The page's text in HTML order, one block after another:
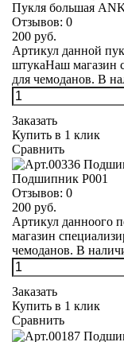
Пукля большая
Отзывов: 0
200 руб.
Артикул данной
штукаНаш магазин
для чемоданов. В
Заказать
Купить в 1 клик
Сравнить
Подшипник Р001
Отзывов: 0
200 руб.
Артикул данноого
магазин
чемоданов. В
Заказать
Купить в 1 клик
Сравнить